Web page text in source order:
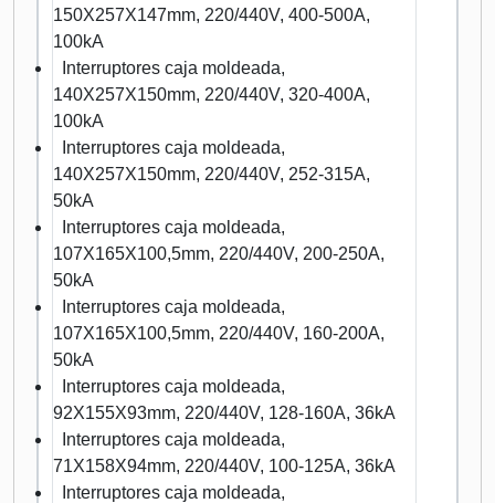
150X257X147mm, 220/440V, 400-500A,
100kA
Interruptores caja moldeada,
140X257X150mm, 220/440V, 320-400A,
100kA
Interruptores caja moldeada,
140X257X150mm, 220/440V, 252-315A,
50kA
Interruptores caja moldeada,
107X165X100,5mm, 220/440V, 200-250A,
50kA
Interruptores caja moldeada,
107X165X100,5mm, 220/440V, 160-200A,
50kA
Interruptores caja moldeada,
92X155X93mm, 220/440V, 128-160A, 36kA
Interruptores caja moldeada,
71X158X94mm, 220/440V, 100-125A, 36kA
Interruptores caja moldeada,